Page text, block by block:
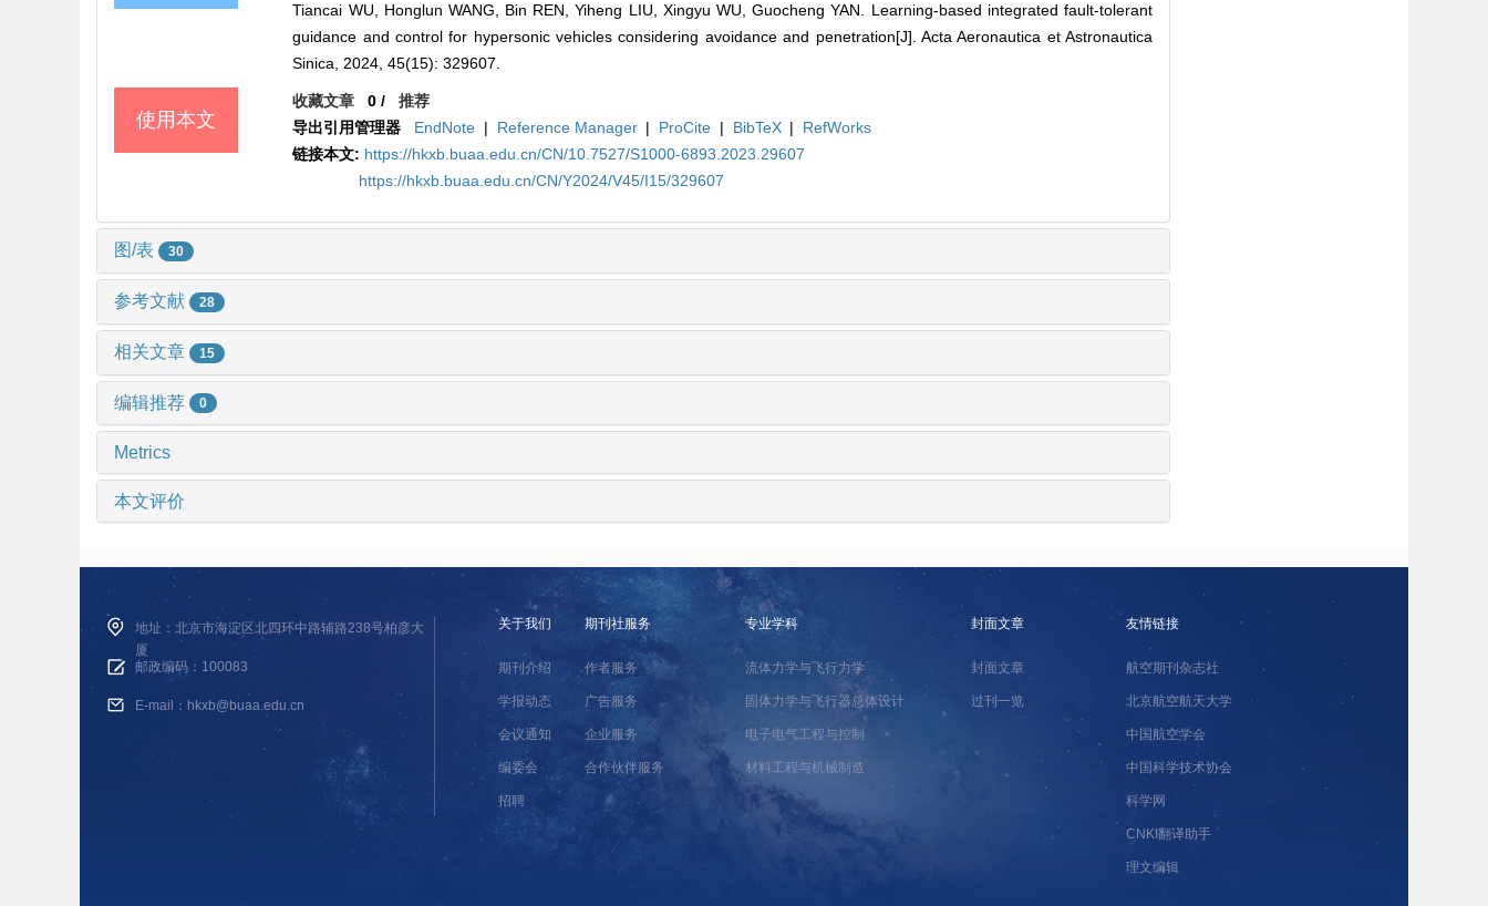
Tiancai WU, Honglun WANG, Bin REN, Yiheng LIU, Xingyu WU, Guocheng YAN. Learning-based integrated fault-tolerant
guidance and control for hypersonic vehicles considering avoidance and penetration[J]. Acta Aeronautica et Astronautica
Sinica, 2024, 45(15): 329607.
使用本文
收藏文章 0 /推荐
导出引用管理器
EndNote | Reference Manager | ProCite | BibTeX |
RefWorks
链接本文: https://hkxb.buaa.edu.cn/CN/10.7527/S1000-6893.2023.29607
https://hkxb.buaa.edu.cn/CN/Y2024/V45/I15/329607
图/表 30
参考文献 28
相关文章 15
编辑推荐 0
Metrics
本文评价
地址：北京市海淀区北四环中路辅路238号柏彦大
厦
邮政编码：100083
E-mail：hkxb@buaa.edu.cn
关于我们
期刊介绍
学报动态
会议通知
编委会
招聘
期刊社服务
作者服务
广告服务
企业服务
合作伙伴服务
专业学科
流体力学与飞行力学
固体力学与飞行器总体设计
电子电气工程与控制
材料工程与机械制造
封面文章
封面文章
过刊一览
友情链接
航空期刊杂志社
北京航空航天大学
中国航空学会
中国科学技术协会
科学网
CNKI翻译助手
理文编辑